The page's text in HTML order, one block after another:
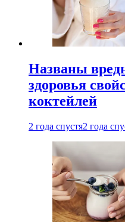
Названы
здоровья
коктейлей
2 года спустя2 года